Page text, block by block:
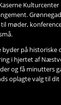
møder,
byder på historiske
i hjertet af
og få minutters
oplagte valg til